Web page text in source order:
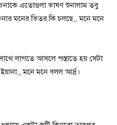
এতোগুলা ভাষণ শুনালাম তবু
মনের ভিতর কি চলছে,, মনে মনে
লাগতে আসলে পস্তাতে হয় সেটা
মনে মনে বলল আর্দ্র।